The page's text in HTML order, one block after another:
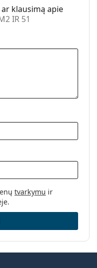
klausimą apie
IR 51
tvarkymu ir